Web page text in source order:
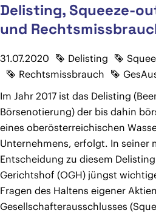
Delisting, Squeeze-
und
31.07.2020 Delisting
Rechtsmissbrauch
Im Jahr 2017 ist das Delisting
Börsenotierung) der bis dahin
eines oberösterreichischen
Unternehmens, erfolgt. In seiner
Entscheidung zu diesem
Gerichtshof (OGH) jüngst
Fragen des Haltens eigener
Gesellschafterausschlusses